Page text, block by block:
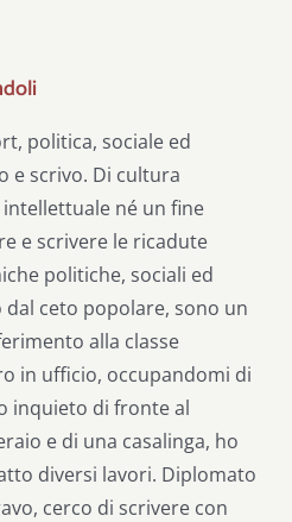
politica, sociale ed
e scrivo. Di cultura
né un fine
e scrivere le ricadute
politiche, sociali ed
ceto popolare, sono un
alla classe
in ufficio, occupandomi di
inquieto di fronte al
e di una casalinga, ho
diversi lavori. Diplomato
cerco di scrivere con